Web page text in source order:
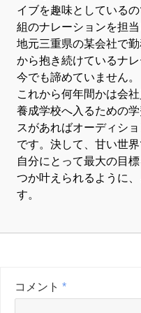
イブを趣味としている
組のナレーションを担
地元三重県の某会社で
から抱き続けているナ
今でも諦めていません。
これから何年間かは会
養成学校へ入るための
スがあればオーディシ
です。決して、甘い世
自分にとって最大の目
つか叶えられるように
す。
コメント *